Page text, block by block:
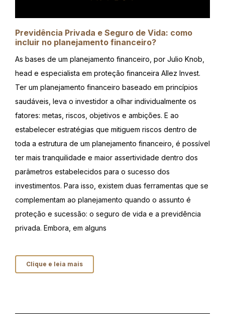
Previdência Privada e Seguro de Vida: como
incluir no planejamento financeiro?
As bases de um planejamento financeiro, por Julio Knob,
head e especialista em proteção financeira Allez Invest.
Ter um planejamento financeiro baseado em princípios
saudáveis, leva o investidor a olhar individualmente os
fatores: metas, riscos, objetivos e ambições. E ao
estabelecer estratégias que mitiguem riscos dentro de
toda a estrutura de um planejamento financeiro, é possível
ter mais tranquilidade e maior assertividade dentro dos
parâmetros estabelecidos para o sucesso dos
investimentos. Para isso, existem duas ferramentas que se
complementam ao planejamento quando o assunto é
proteção e sucessão: o seguro de vida e a previdência
privada. Embora, em alguns
Clique e leia mais